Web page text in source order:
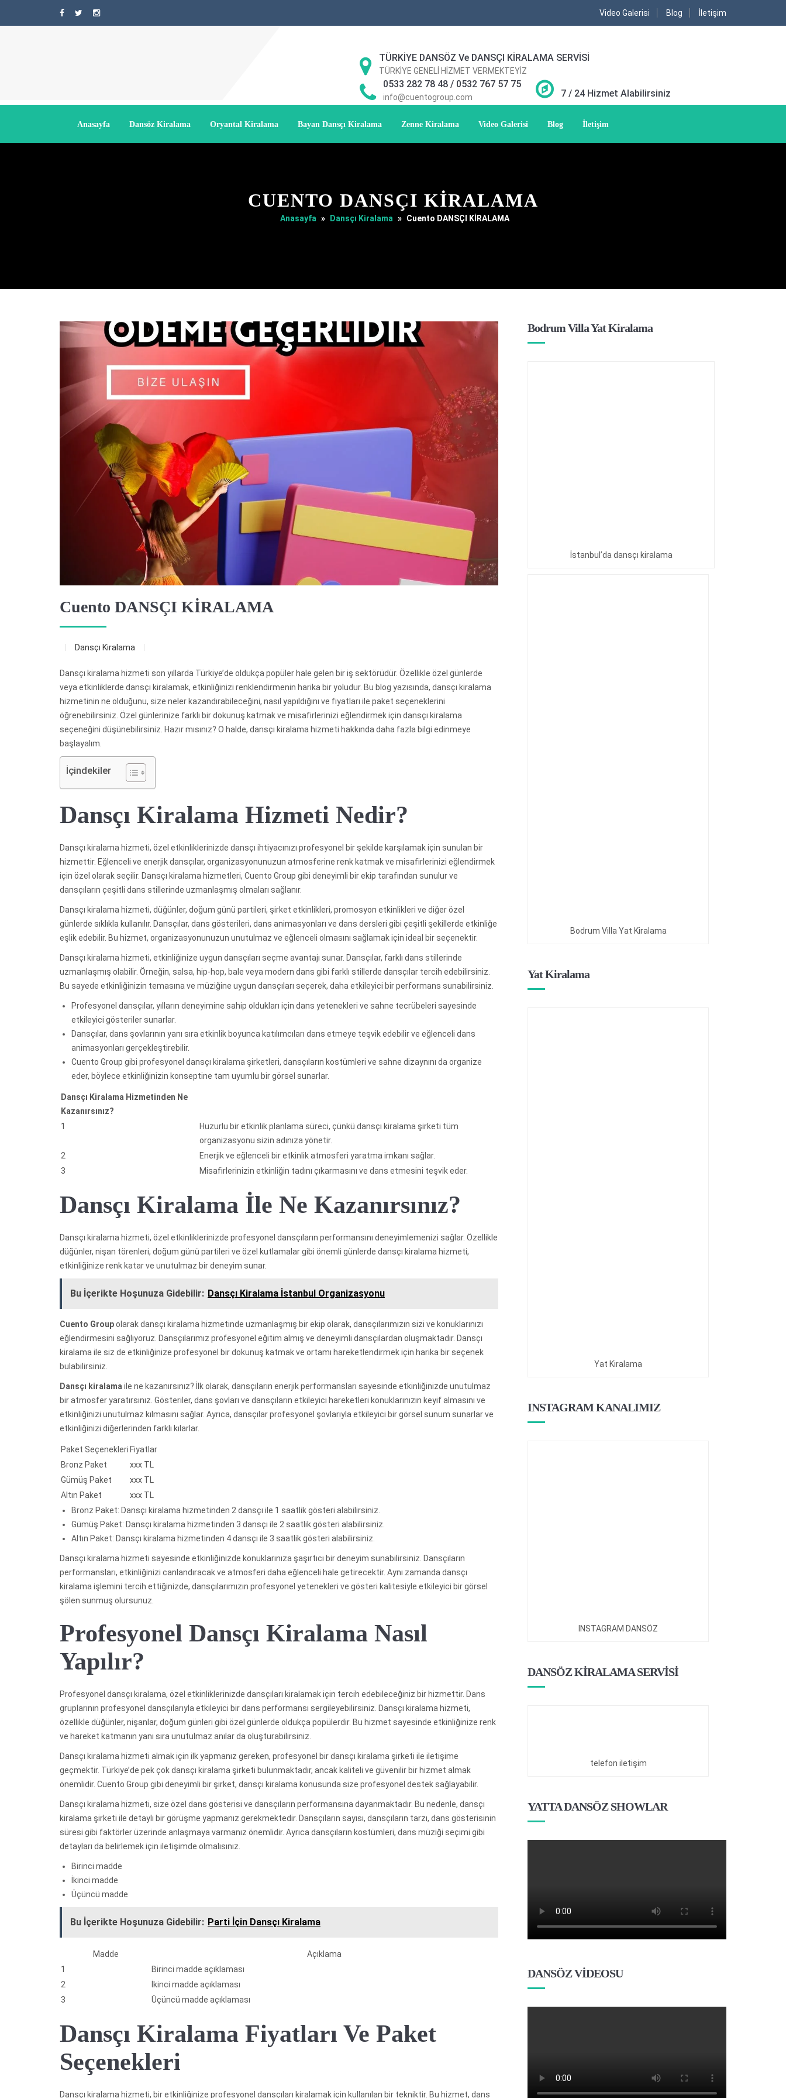
Video Galerisi Blog İletişim
TÜRKİYE DANSÖZ Ve DANSÇI KİRALAMA SERVİSİ
TÜRKİYE GENELİ HİZMET VERMEKTEYİZ
0533 282 78 48 / 0532 767 57 75
info@cuentogroup.com 7 / 24 Hizmet Alabilirsiniz
Anasayfa Dansöz Kiralama Oryantal Kiralama Bayan Dansçı Kiralama Zenne Kiralama Video Galerisi Blog İletişim
CUENTO DANSÇI KİRALAMA
Anasayfa » Dansçı Kiralama » Cuento DANSÇI KİRALAMA
Cuento DANSÇI KİRALAMA
Dansçı Kiralama
Dansçı kiralama hizmeti son yıllarda Türkiye’de oldukça popüler hale gelen bir iş sektörüdür. Özellikle özel günlerde
veya etkinliklerde dansçı kiralamak, etkinliğinizi renklendirmenin harika bir yoludur. Bu blog yazısında, dansçı kiralama
hizmetinin ne olduğunu, size neler kazandırabileceğini, nasıl yapıldığını ve fiyatları ile paket seçeneklerini
öğrenebilirsiniz. Özel günlerinize farklı bir dokunuş katmak ve misafirlerinizi eğlendirmek için dansçı kiralama
seçeneğini düşünebilirsiniz. Hazır mısınız? O halde, dansçı kiralama hizmeti hakkında daha fazla bilgi edinmeye
başlayalım.
İçindekiler
Dansçı Kiralama Hizmeti Nedir?
Dansçı kiralama hizmeti, özel etkinliklerinizde dansçı ihtiyacınızı profesyonel bir şekilde karşılamak için sunulan bir
hizmettir. Eğlenceli ve enerjik dansçılar, organizasyonunuzun atmosferine renk katmak ve misafirlerinizi eğlendirmek
için özel olarak seçilir. Dansçı kiralama hizmetleri, Cuento Group gibi deneyimli bir ekip tarafından sunulur ve
dansçıların çeşitli dans stillerinde uzmanlaşmış olmaları sağlanır.
Dansçı kiralama hizmeti, düğünler, doğum günü partileri, şirket etkinlikleri, promosyon etkinlikleri ve diğer özel
günlerde sıklıkla kullanılır. Dansçılar, dans gösterileri, dans animasyonları ve dans dersleri gibi çeşitli şekillerde etkinliğe
eşlik edebilir. Bu hizmet, organizasyonunuzun unutulmaz ve eğlenceli olmasını sağlamak için ideal bir seçenektir.
Dansçı kiralama hizmeti, etkinliğinize uygun dansçıları seçme avantajı sunar. Dansçılar, farklı dans stillerinde
uzmanlaşmış olabilir. Örneğin, salsa, hip-hop, bale veya modern dans gibi farklı stillerde dansçılar tercih edebilirsiniz.
Bu sayede etkinliğinizin temasına ve müziğine uygun dansçıları seçerek, daha etkileyici bir performans sunabilirsiniz.
Profesyonel dansçılar, yılların deneyimine sahip oldukları için dans yetenekleri ve sahne tecrübeleri sayesinde
etkileyici gösteriler sunarlar.
Dansçılar, dans şovlarının yanı sıra etkinlik boyunca katılımcıları dans etmeye teşvik edebilir ve eğlenceli dans
animasyonları gerçekleştirebilir.
Cuento Group gibi profesyonel dansçı kiralama şirketleri, dansçıların kostümleri ve sahne dizaynını da organize
eder, böylece etkinliğinizin konseptine tam uyumlu bir görsel sunarlar.
Dansçı Kiralama Hizmetinden Ne
Kazanırsınız?
1
Huzurlu bir etkinlik planlama süreci, çünkü dansçı kiralama şirketi tüm
organizasyonu sizin adınıza yönetir.
2
Enerjik ve eğlenceli bir etkinlik atmosferi yaratma imkanı sağlar.
3
Misafirlerinizin etkinliğin tadını çıkarmasını ve dans etmesini teşvik eder.
Dansçı Kiralama İle Ne Kazanırsınız?
Dansçı kiralama hizmeti, özel etkinliklerinizde profesyonel dansçıların performansını deneyimlemenizi sağlar. Özellikle
düğünler, nişan törenleri, doğum günü partileri ve özel kutlamalar gibi önemli günlerde dansçı kiralama hizmeti,
etkinliğinize renk katar ve unutulmaz bir deneyim sunar.
Bu İçerikte Hoşunuza Gidebilir: Dansçı Kiralama İstanbul Organizasyonu
Cuento Groupolarak dansçı kiralama hizmetinde uzmanlaşmış bir ekip olarak, dansçılarımızın sizi ve konuklarınızı
eğlendirmesini sağlıyoruz. Dansçılarımız profesyonel eğitim almış ve deneyimli dansçılardan oluşmaktadır. Dansçı
kiralama ile siz de etkinliğinize profesyonel bir dokunuş katmak ve ortamı hareketlendirmek için harika bir seçenek
bulabilirsiniz.
Dansçı kiralamaile ne kazanırsınız? İlk olarak, dansçıların enerjik performansları sayesinde etkinliğinizde unutulmaz
bir atmosfer yaratırsınız. Gösteriler, dans şovları ve dansçıların etkileyici hareketleri konuklarınızın keyif almasını ve
etkinliğinizi unutulmaz kılmasını sağlar. Ayrıca, dansçılar profesyonel şovlarıyla etkileyici bir görsel sunum sunarlar ve
etkinliğinizi diğerlerinden farklı kılarlar.
Paket Seçenekleri Fiyatlar
Bronz Paket
xxx TL
Gümüş Paket
xxx TL
Altın Paket
xxx TL
Bronz Paket: Dansçı kiralama hizmetinden 2 dansçı ile 1 saatlik gösteri alabilirsiniz.
Gümüş Paket: Dansçı kiralama hizmetinden 3 dansçı ile 2 saatlik gösteri alabilirsiniz.
Altın Paket: Dansçı kiralama hizmetinden 4 dansçı ile 3 saatlik gösteri alabilirsiniz.
Dansçı kiralama hizmeti sayesinde etkinliğinizde konuklarınıza şaşırtıcı bir deneyim sunabilirsiniz. Dansçıların
performansları, etkinliğinizi canlandıracak ve atmosferi daha eğlenceli hale getirecektir. Aynı zamanda dansçı
kiralama işlemini tercih ettiğinizde, dansçılarımızın profesyonel yetenekleri ve gösteri kalitesiyle etkileyici bir görsel
şölen sunmuş olursunuz.
Profesyonel Dansçı Kiralama Nasıl
Yapılır?
Profesyonel dansçı kiralama, özel etkinliklerinizde dansçıları kiralamak için tercih edebileceğiniz bir hizmettir. Dans
gruplarının profesyonel dansçılarıyla etkileyici bir dans performansı sergileyebilirsiniz. Dansçı kiralama hizmeti,
özellikle düğünler, nişanlar, doğum günleri gibi özel günlerde oldukça popülerdir. Bu hizmet sayesinde etkinliğinize renk
ve hareket katmanın yanı sıra unutulmaz anılar da oluşturabilirsiniz.
Dansçı kiralama hizmeti almak için ilk yapmanız gereken, profesyonel bir dansçı kiralama şirketi ile iletişime
geçmektir. Türkiye’de pek çok dansçı kiralama şirketi bulunmaktadır, ancak kaliteli ve güvenilir bir hizmet almak
önemlidir. Cuento Group gibi deneyimli bir şirket, dansçı kiralama konusunda size profesyonel destek sağlayabilir.
Dansçı kiralama hizmeti, size özel dans gösterisi ve dansçıların performansına dayanmaktadır. Bu nedenle, dansçı
kiralama şirketi ile detaylı bir görüşme yapmanız gerekmektedir. Dansçıların sayısı, dansçıların tarzı, dans gösterisinin
süresi gibi faktörler üzerinde anlaşmaya varmanız önemlidir. Ayrıca dansçıların kostümleri, dans müziği seçimi gibi
detayları da belirlemek için iletişimde olmalısınız.
Birinci madde
İkinci madde
Üçüncü madde
Bu İçerikte Hoşunuza Gidebilir: Parti İçin Dansçı Kiralama
Madde
Açıklama
1
Birinci madde açıklaması
2
İkinci madde açıklaması
3
Üçüncü madde açıklaması
Dansçı Kiralama Fiyatları Ve Paket
Seçenekleri
Dansçı kiralama hizmeti, bir etkinliğinize profesyonel dansçıları kiralamak için kullanılan bir tekniktir. Bu hizmet, dans
Bodrum Villa Yat Kiralama
İstanbul’da dansçı kiralama
Bodrum Villa Yat Kiralama
Yat Kiralama
Yat Kiralama
INSTAGRAM KANALIMIZ
INSTAGRAM DANSÖZ
DANSÖZ KİRALAMA SERVİSİ
telefon iletişim
YATTA DANSÖZ SHOWLAR
DANSÖZ VİDEOSU